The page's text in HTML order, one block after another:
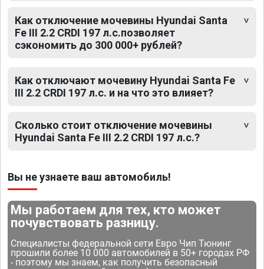
Как отключение мочевины Hyundai Santa
Fe III 2.2 CRDI 197 л.с.позволяет
сэкономить до 300 000+ рублей?
Как отключают мочевину Hyundai Santa Fe
III 2.2 CRDI 197 л.с. и на что это влияет?
Сколько стоит отключение мочевины
Hyundai Santa Fe III 2.2 CRDI 197 л.с.?
Вы не узнаете ваш автомобиль!
Мы работаем для тех, кто может
почувствовать разницу.
Специалисты федеральной сети Евро Чип Тюнинг
прошили более 10 000 автомобилей в 50+ городах РФ
- поэтому мы знаем, как получить безопасный